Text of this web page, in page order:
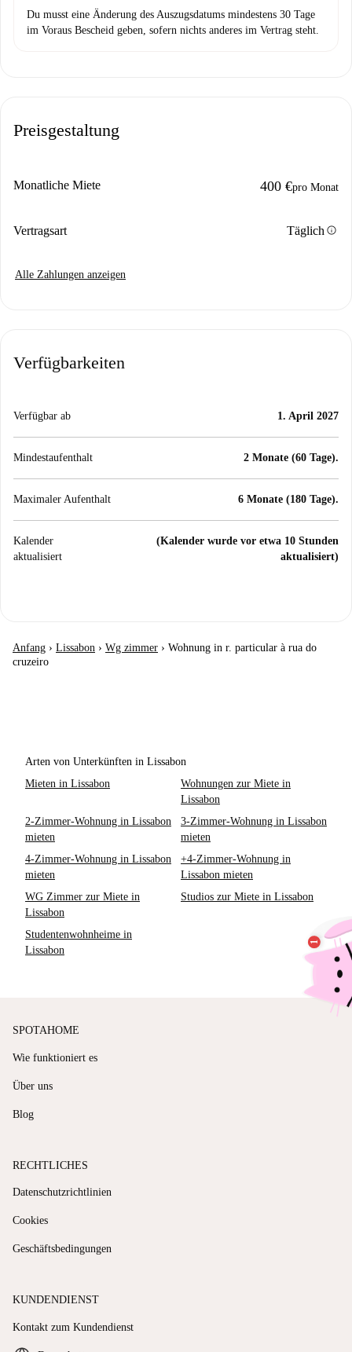
Du musst eine Änderung des Auszugsdatums mindestens 30 Tage
im Voraus Bescheid geben, sofern nichts anderes im Vertrag steht.
Preisgestaltung
Monatliche Miete 400 €pro Monat
Vertragsart Täglich info
Alle Zahlungen anzeigen
Verfügbarkeiten
Verfügbar ab 1. April 2027
Mindestaufenthalt 2 Monate (60 Tage).
Maximaler Aufenthalt 6 Monate (180 Tage).
Kalender
aktualisiert
(Kalender wurde vor etwa 10 Stunden
aktualisiert)
Anfang › Lissabon › Wg zimmer › Wohnung in r. particular à rua do
cruzeiro
Arten von Unterkünften in Lissabon
Mieten in Lissabon
Wohnungen zur Miete in
Lissabon
2-Zimmer-Wohnung in Lissabon
mieten
3-Zimmer-Wohnung in Lissabon
mieten
4-Zimmer-Wohnung in Lissabon
mieten
+4-Zimmer-Wohnung in
Lissabon mieten
WG Zimmer zur Miete in
Lissabon
Studios zur Miete in Lissabon
Studentenwohnheime in
Lissabon
SPOTAHOME
Wie funktioniert es
Über uns
Blog
RECHTLICHES
Datenschutzrichtlinien
Cookies
Geschäftsbedingungen
KUNDENDIENST
Kontakt zum Kundendienst